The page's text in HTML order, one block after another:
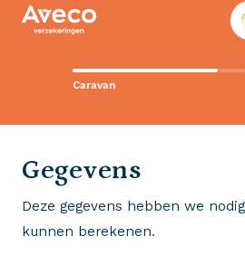
Caravan
Gegevens
Deze gegevens hebben we
kunnen berekenen.
Contact met Aveco?
Wij staan voor je klaar!
Wij krijgen een 8,5!
Op basis van ruim 3.000 reviews